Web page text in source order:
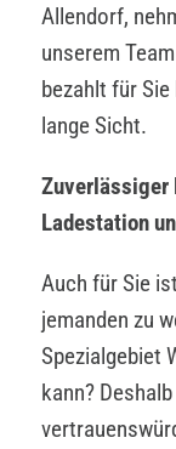
Allendorf,
unserem
bezahlt für
lange Sicht.
Zuverlässiger
Ladestation
Auch für Sie
jemanden zu
Spezialgebiet
kann?